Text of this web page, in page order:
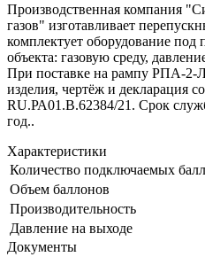
Производственная компания
газов" изготавливает
комплектует оборудование под
объекта: газовую среду,
При поставке на рампу РПА-2-Л
изделия, чертёж и декларация
RU.РА01.В.62384/21. Срок
год..
Характеристики
Количество подключаемых
Объем баллонов
Производительность
Давление на выходе
Документы